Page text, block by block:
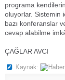
programa
oluyorlar. Sistemin
bazı konferanslar
cevap alabilme
ÇAĞLAR AVCI
Kaynak: